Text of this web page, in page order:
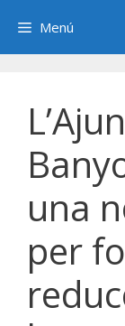
contenido
Menú
una
per